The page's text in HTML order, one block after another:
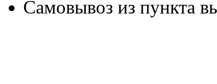
Самовывоз из пункта